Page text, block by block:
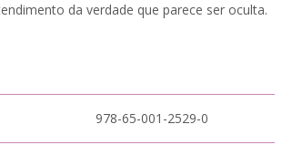
da verdade que parece ser oculta.
978-65-001-2529-0